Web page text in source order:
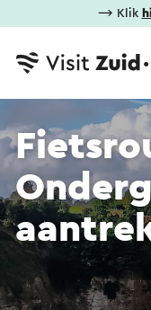
⟶ Klik